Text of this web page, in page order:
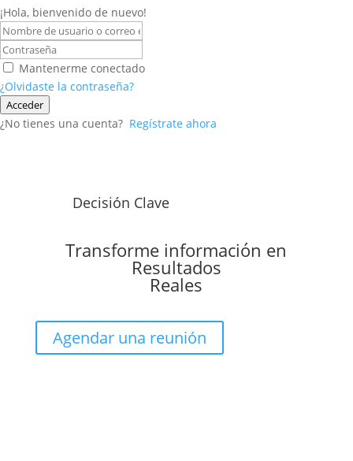
¡Hola, bienvenido de nuevo!
Mantenerme conectado
¿Olvidaste la contraseña?
Acceder
¿No tienes una cuenta? Regístrate ahora
Decisión Clave
Transforme información en
Resultados
Reales
Agendar una reunión